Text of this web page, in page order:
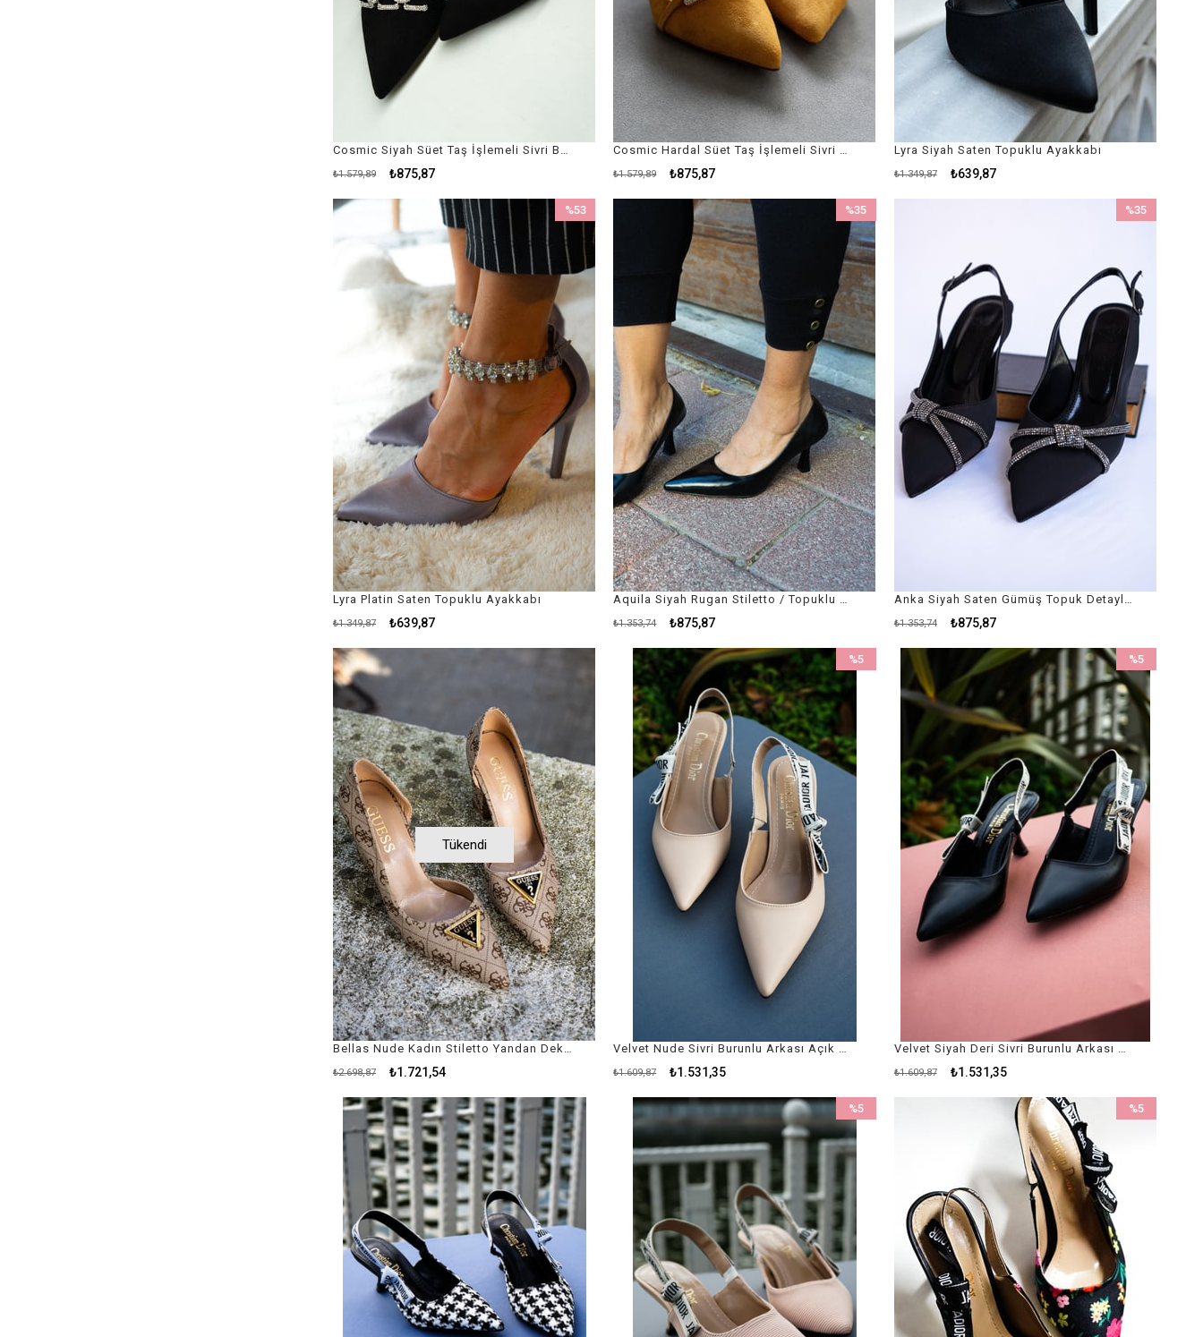
₺875,87
₺1.579,89 ₺875,87
₺1.579,89
Lyra Siyah Saten Topuklu Ayakkabı
₺639,87
₺1.349,87
Lyra Platin Saten Topuklu Ayakkabı
₺639,87
₺1.349,87
%53
İndirim
%53İndirim
₺875,87
₺1.353,74
%35
İndirim
%35İndirim
₺875,87
₺1.353,74
%35
Tükendi
₺1.721,54
₺2.698,87 ₺1.531,35
₺1.609,87
%5
İndirim
%5İndirim
₺1.531,35
₺1.609,87
%5
İndirim
%5İndirim
%5
İndirim
%5İndirim
%5